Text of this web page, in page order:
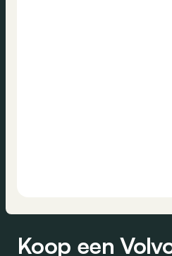
Koop een